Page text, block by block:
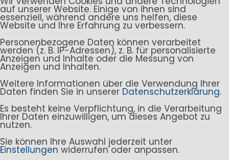
auf unserer Website. Einige von ihnen sind
essenziell, während andere uns helfen, diese
Website und Ihre Erfahrung zu verbessern.
Personenbezogene Daten können verarbeitet
werden (z. B. IP-Adressen), z. B. für personalisierte
Anzeigen und Inhalte oder die Messung von
Anzeigen und Inhalten.
Weitere Informationen über die Verwendung Ihrer
Daten finden Sie in unserer Datenschutzerklärung.
Es besteht keine Verpflichtung, in die Verarbeitung
Ihrer Daten einzuwilligen, um dieses Angebot zu
nutzen.
Sie können Ihre Auswahl jederzeit unter
Einstellungen widerrufen oder anpassen.